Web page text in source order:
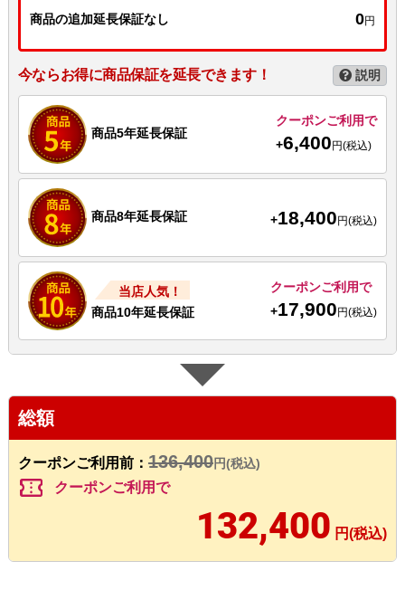
商品の追加延長保証なし 0円
今ならお得に商品保証を延長できます！ 説明
商品5年延長保証
クーポンご利用で
+6,400 円(税込)
商品8年延長保証 +18,400円(税込)
当店人気！
商品10年延長保証
クーポンご利用で
+17,900 円(税込)
総額
クーポンご利用前： 136,400円(税込)
confirmation_number クーポンご利用で
132,400 円(税込)